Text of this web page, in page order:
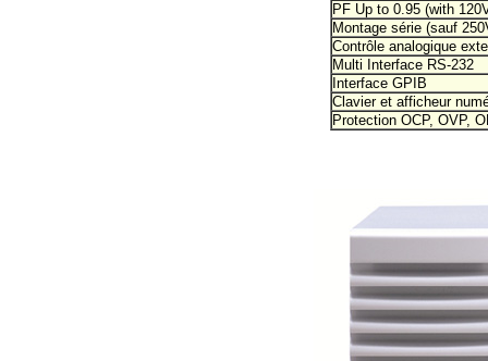
PF Up to 0.95 (with
Montage série (sauf
Contrôle analogique
Multi Interface RS-232
Interface GPIB
Clavier et afficheur
Protection OCP, OVP,